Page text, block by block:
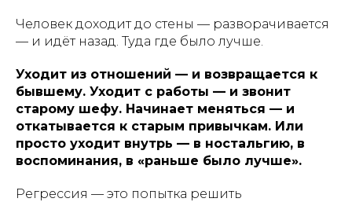
Человек доходит до стены — разворачивается
— и идёт назад. Туда где было лучше.
Уходит из отношений — и возвращается к
бывшему. Уходит с работы — и звонит
старому шефу. Начинает меняться — и
откатывается к старым привычкам. Или
просто уходит внутрь — в ностальгию, в
воспоминания, в «раньше было лучше».
Регрессия — это попытка решить